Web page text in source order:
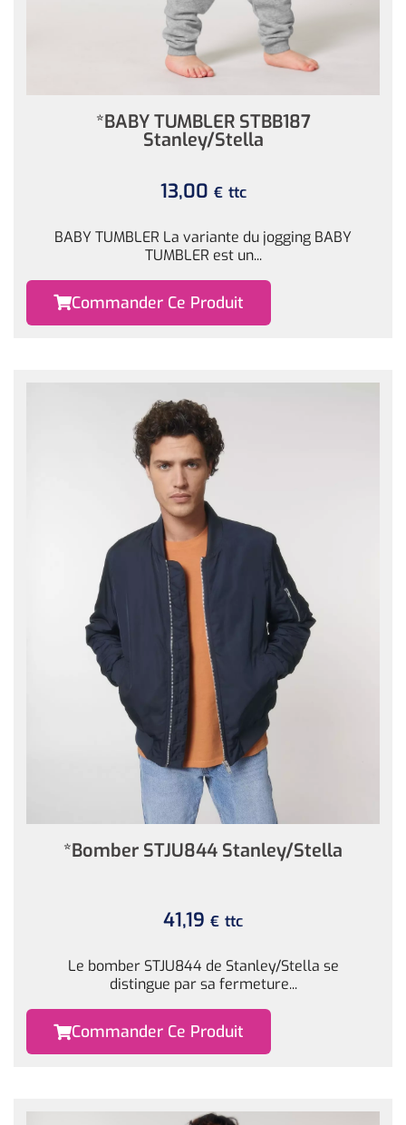
*BABY TUMBLER STBB187
Stanley/Stella
13,00 € ttc
BABY TUMBLER La variante du jogging BABY
TUMBLER est un...
Commander Ce Produit
*Bomber STJU844 Stanley/Stella
41,19 € ttc
Le bomber STJU844 de Stanley/Stella se
distingue par sa fermeture...
Commander Ce Produit